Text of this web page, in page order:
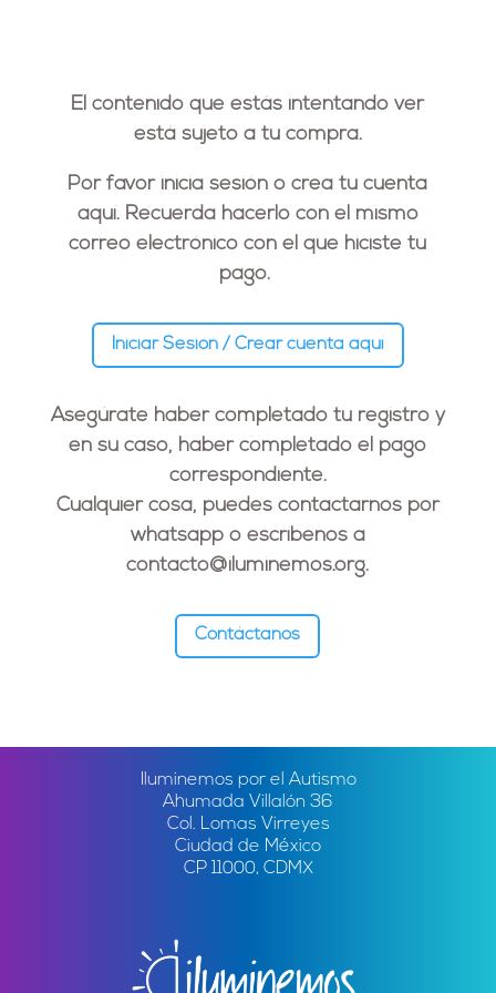
El contenido que estás intentando ver
está sujeto a tu compra.
Por favor inicia sesión o crea tu cuenta
aquí. Recuerda hacerlo con el mismo
correo electrónico con el que hiciste tu
pago.
Iniciar Sesión / Crear cuenta aquí
Asegúrate haber completado tu registro y
en su caso, haber completado el pago
correspondiente.
Cualquier cosa, puedes contactarnos por
whatsapp o escríbenos a
contacto@iluminemos.org.
Contáctanos
Iluminemos por el Autismo
Ahumada Villalón 36
Col. Lomas Virreyes
Ciudad de México
CP 11000, CDMX